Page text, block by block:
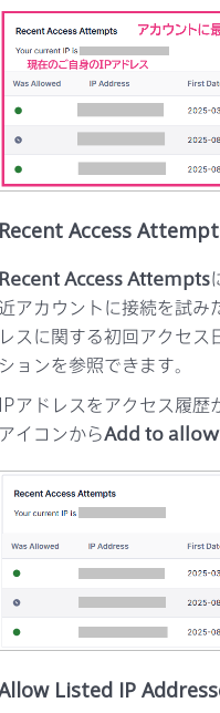
Recent Access
Recent Access Attempts
アカウントに接続を試み
レスに関する初回アクセ
ションを参照できます。
IPアドレスをアクセス履
アイコンからAdd to
Listed IP